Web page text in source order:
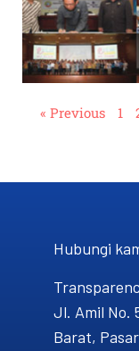
« Previous 1
Hubungi
Jl. Amil No.
Barat,